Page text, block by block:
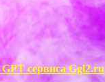
сервиса Ggl2.ru